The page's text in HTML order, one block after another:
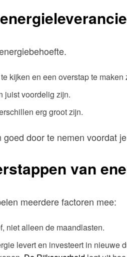
kijken en een overstap te maken
juist voordelig zijn.
erg groot zijn.
door te nemen voordat
van
meerdere factoren mee:
niet alleen de maandlasten.
levert en investeert in